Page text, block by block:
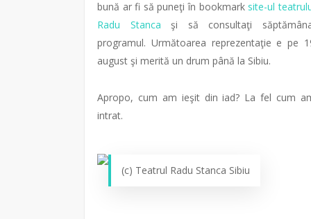
bună ar fi să puneţi în bookmark site-ul
Radu Stanca şi să consultaţi
programul. Următoarea reprezentaţie e pe
august şi merită un drum până la Sibiu.
Apropo, cum am ieşit din iad? La fel cum
intrat.
(c) Teatrul Radu Stanca Sibiu